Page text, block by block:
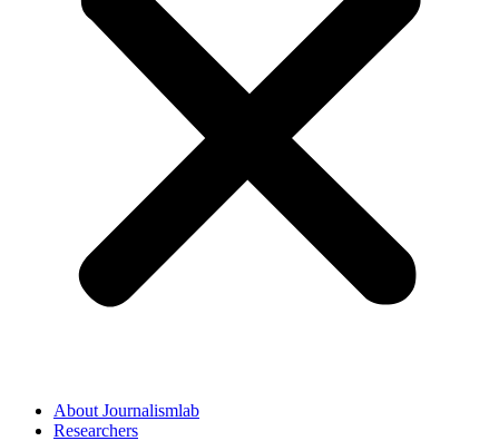
About Journalismlab
Researchers